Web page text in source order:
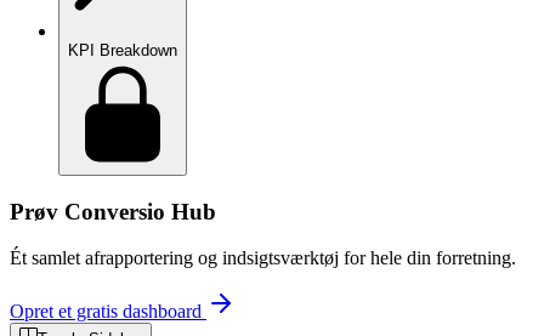
KPI Breakdown
Prøv Conversio Hub
Ét samlet afrapportering og indsigtsværktøj for hele din forretning.
Opret et gratis dashboard